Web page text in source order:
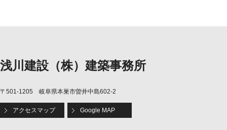
浅川建設（株）建築事務所
〒501-1205 岐阜県本巣市曽井中島602-2
アクセスマップ Google MAP